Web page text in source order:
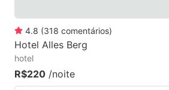
4.8 (318 comentários)
Hotel Alles Berg
hotel
R$220 /noite